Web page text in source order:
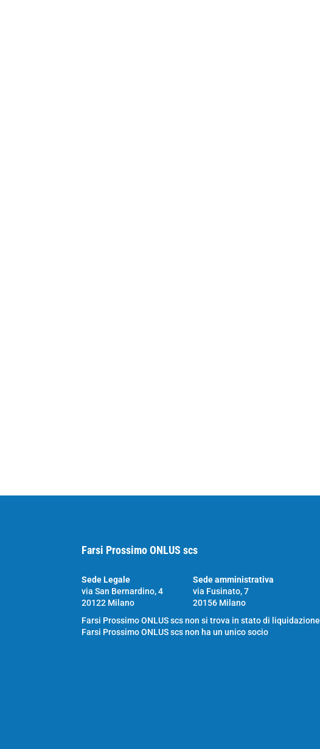
Farsi Prossimo ONLUS scs
Sede Legale
via San Bernardino, 4
20122 Milano
Sede amministrativa
via Fusinato, 7
20156 Milano
Farsi Prossimo ONLUS scs non si trova in stato di liquidazione
Farsi Prossimo ONLUS scs non ha un unico socio